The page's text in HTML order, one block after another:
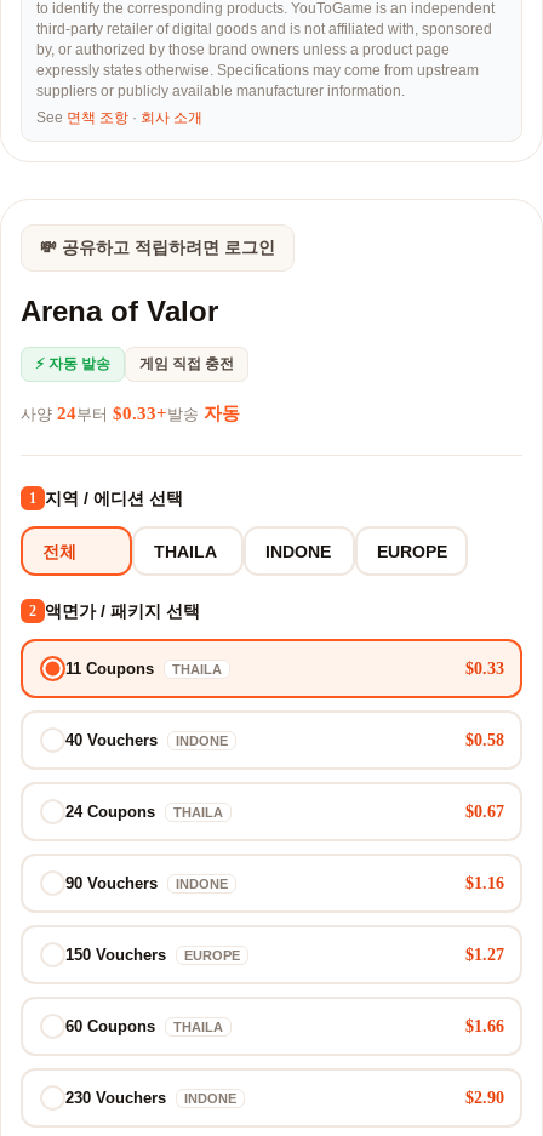
to identify the corresponding products. YouToGame is an independent
third-party retailer of digital goods and is not affiliated with, sponsored
by, or authorized by those brand owners unless a product page
expressly states otherwise. Specifications may come from upstream
suppliers or publicly available manufacturer information.
See 면책 조항 · 회사 소개
💸 공유하고 적립하려면 로그인
Arena of Valor
⚡ 자동 발송 게임 직접 충전
사양 24부터 $0.33+발송 자동
1 지역 / 에디션 선택
전체 THAILA INDONE EUROPE
2 액면가 / 패키지 선택
11 Coupons THAILA $0.33
40 Vouchers INDONE $0.58
24 Coupons THAILA $0.67
90 Vouchers INDONE $1.16
150 Vouchers EUROPE $1.27
60 Coupons THAILA $1.66
230 Vouchers INDONE $2.90